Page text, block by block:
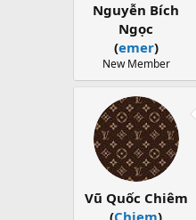
Nguyễn Bích
Ngọc
(emer)
New Member
Vũ Quốc Chiêm
(Chiem)